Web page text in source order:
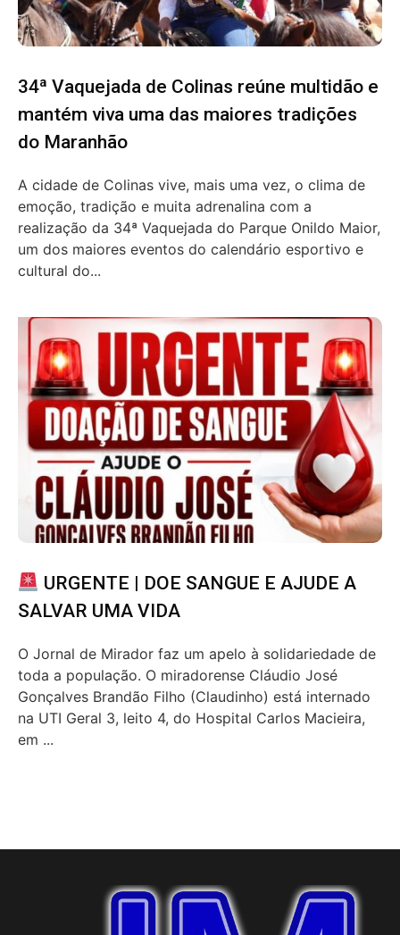
34ª Vaquejada de Colinas reúne multidão e
mantém viva uma das maiores tradições
do Maranhão
A cidade de Colinas vive, mais uma vez, o clima de
emoção, tradição e muita adrenalina com a
realização da 34ª Vaquejada do Parque Onildo Maior,
um dos maiores eventos do calendário esportivo e
cultural do...
URGENTE | DOE SANGUE E AJUDE A
SALVAR UMA VIDA
O Jornal de Mirador faz um apelo à solidariedade de
toda a população. O miradorense Cláudio José
Gonçalves Brandão Filho (Claudinho) está internado
na UTI Geral 3, leito 4, do Hospital Carlos Macieira,
em ...